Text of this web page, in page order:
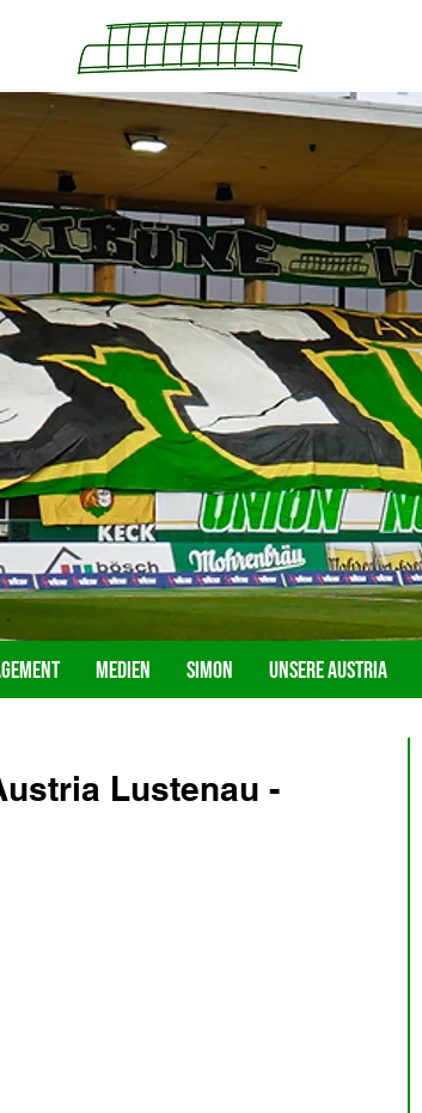
Medien Simon Unsere Austria
Lustenau -